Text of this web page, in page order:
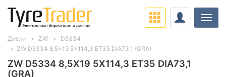
ZW D5334 8,5X19 5X114,3 ET35 DIA73,1
(GRA)
Диски ZW
D5334
ZW D5334 8,5x19 5x114,3 ET35 DIA73,1 (GRA)